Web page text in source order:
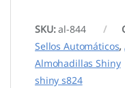
SKU:al-844
Sellos Automáticos,
Almohadillas Shiny
shiny s824